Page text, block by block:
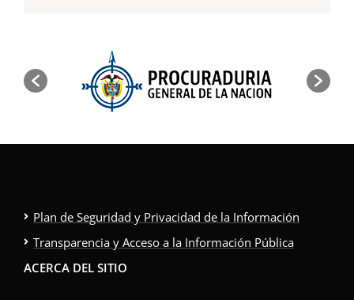
Plan de Seguridad y Privacidad de la Información
Transparencia y Acceso a la Información Pública
ACERCA DEL SITIO